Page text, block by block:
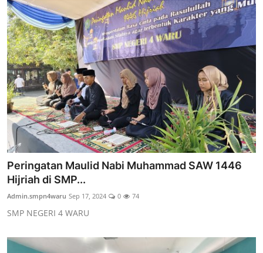
Peringatan Maulid Nabi Muhammad SAW 1446
Hijriah di SMP...
Admin.smpn4waru Sep 17, 2024 0 74
SMP NEGERI 4 WARU